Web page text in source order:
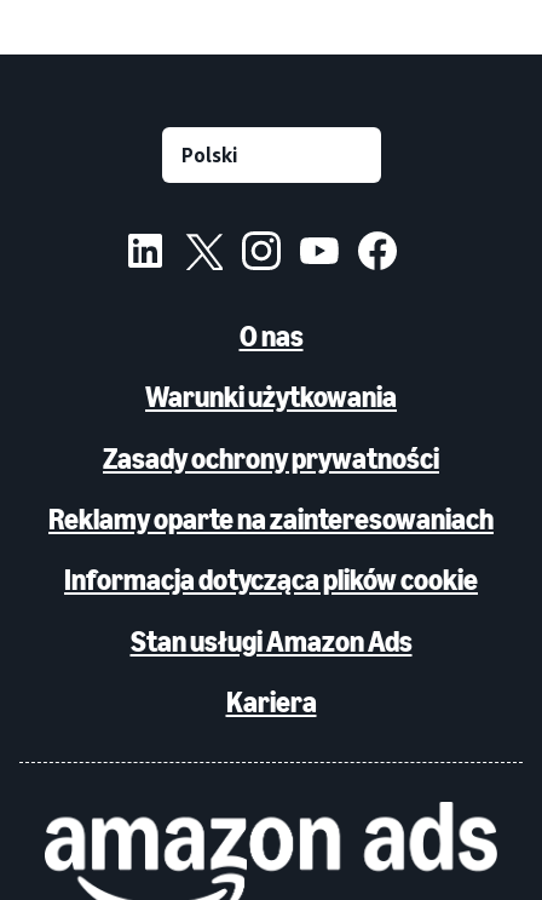
O nas
Warunki użytkowania
Zasady ochrony prywatności
Reklamy oparte na zainteresowaniach
Informacja dotycząca plików cookie
Stan usługi Amazon Ads
Kariera